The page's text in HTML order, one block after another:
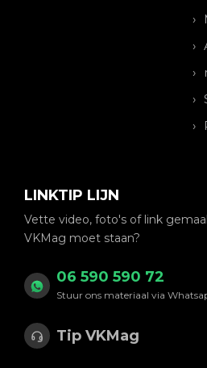
LINKTIP LIJN
Vette video, foto's of link
VKMag moet staan?
06 590 590 72
Stuur ons materiaal via
Tip VKMag